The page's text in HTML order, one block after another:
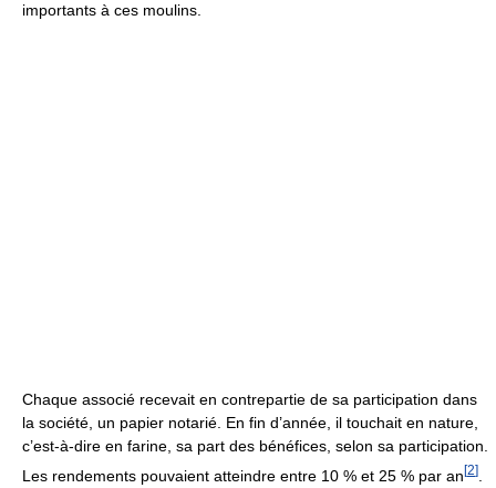
importants à ces moulins.
Chaque associé recevait en contrepartie de sa participation dans
la société, un papier notarié. En fin d’année, il touchait en nature,
c’est-à-dire en farine, sa part des bénéfices, selon sa participation.
Les rendements pouvaient atteindre entre 10 % et 25 % par an[2]